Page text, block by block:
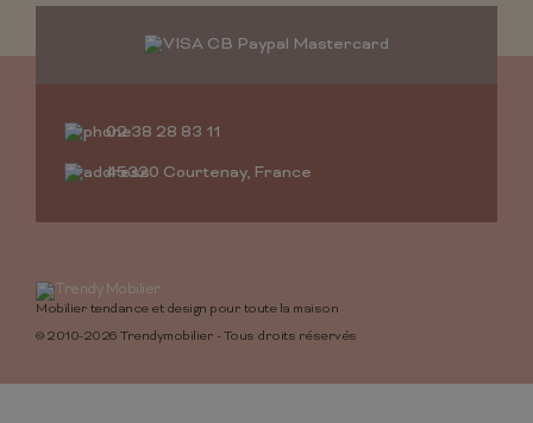
02 38 28 83 11
45320 Courtenay, France
Mobilier tendance et design pour toute la maison
© 2010-2026 Trendymobilier - Tous droits réservés